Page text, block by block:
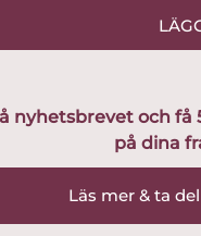
nyhetsbrevet och
på dina
Läs mer & ta